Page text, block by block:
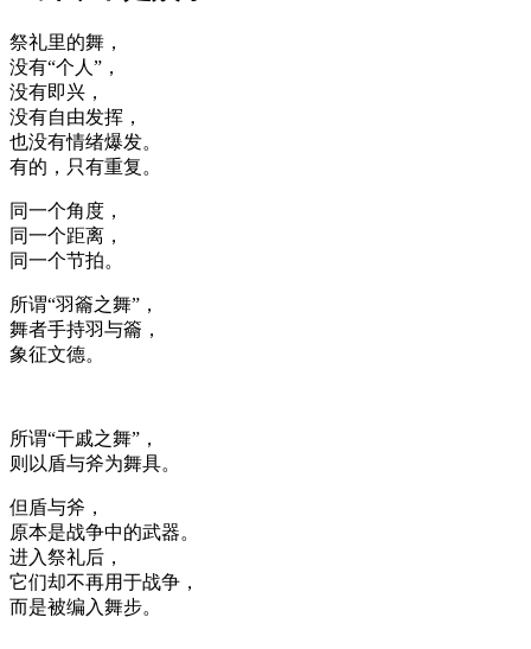
祭礼里的舞，
没有“个人”，
没有即兴，
没有自由发挥，
也没有情绪爆发。
有的，只有重复。
同一个角度，
同一个距离，
同一个节拍。
所谓“羽籥之舞”，
舞者手持羽与籥，
象征文德。
所谓“干戚之舞”，
则以盾与斧为舞具。
但盾与斧，
原本是战争中的武器。
进入祭礼后，
它们却不再用于战争，
而是被编入舞步。